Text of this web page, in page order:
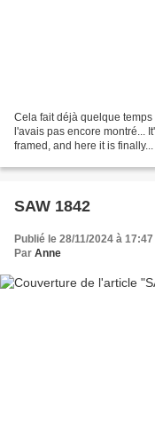
Cela fait déjà quelque
l'avais pas encore montré...
framed, and here it is
SAW 1842
Publié le 28/11/2024 à 17:47
Par Anne